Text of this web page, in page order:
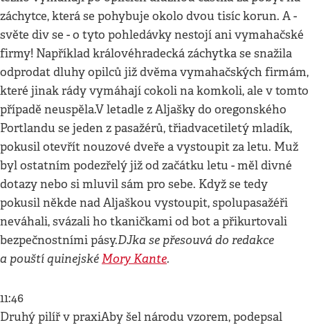
záchytce, která se pohybuje okolo dvou tisíc korun. A -
světe div se - o tyto pohledávky nestojí ani vymahačské
firmy! Například královéhradecká záchytka se snažila
odprodat dluhy opilců již dvěma vymahačských firmám,
které jinak rády vymáhají cokoli na komkoli, ale v tomto
případě neuspěla.V letadle z Aljašky do oregonského
Portlandu se jeden z pasažérů, třiadvacetiletý mladík,
pokusil otevřít nouzové dveře a vystoupit za letu. Muž
byl ostatním podezřelý již od začátku letu - měl divné
dotazy nebo si mluvil sám pro sebe. Když se tedy
pokusil někde nad Aljaškou vystoupit, spolupasažéři
neváhali, svázali ho tkaničkami od bot a přikurtovali
bezpečnostními pásy.DJka se přesouvá do redakce
a pouští quinejskéMory Kante.
11:46
Druhý pilíř v praxiAby šel národu vzorem, podepsal